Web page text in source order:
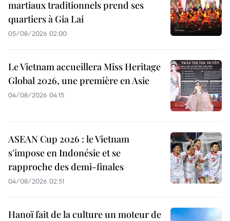
martiaux traditionnels prend ses
quartiers à Gia Lai
05/08/2026 02:00
Le Vietnam accueillera Miss Heritage
Global 2026, une première en Asie
04/08/2026 04:15
ASEAN Cup 2026 : le Vietnam
s'impose en Indonésie et se
rapproche des demi-finales
04/08/2026 02:51
Hanoï fait de la culture un moteur de